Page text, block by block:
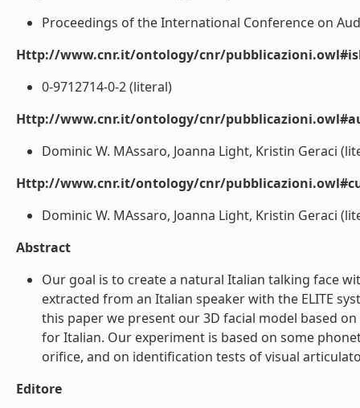
Proceedings of the International Conference on
Http://www.cnr.it/ontology/cnr/
0-9712714-0-2 (literal)
Http://www.cnr.it/ontology/cnr/
Dominic W. MAssaro, Joanna Light, Kristin Geraci
Http://www.cnr.it/ontology/cnr/
Dominic W. MAssaro, Joanna Light, Kristin Geraci
Abstract
Our goal is to create a natural Italian talking face
extracted from an Italian speaker with the ELITE
this paper we present our 3D facial model based
for Italian. Our experiment is based on some
orifice, and on identification tests of visual
Editore